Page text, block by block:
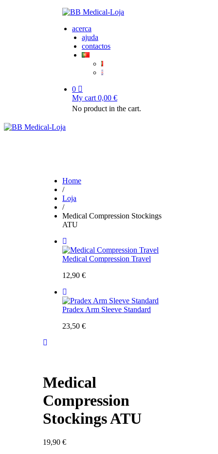
acerca
ajuda
contactos
0
My cart 0,00 €
No product in the cart.
Home
/
Loja
/
Medical Compression Stockings
ATU
Medical Compression Travel
12,90 €
Pradex Arm Sleeve Standard
23,50 €
Medical
Compression
Stockings ATU
19,90 €